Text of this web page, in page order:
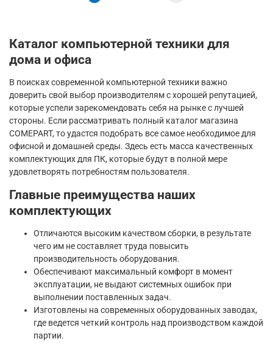
Каталог компьютерной техники для
дома и офиса
В поисках современной компьютерной техники важно
доверить свой выбор производителям с хорошей репутацией,
которые успели зарекомендовать себя на рынке с лучшей
стороны. Если рассматривать полный каталог магазина
COMEPART, то удастся подобрать все самое необходимое для
офисной и домашней среды. Здесь есть масса качественных
комплектующих для ПК, которые будут в полной мере
удовлетворять потребностям пользователя.
Главные преимущества наших
комплектующих
Отличаются высоким качеством сборки, в результате
чего им не составляет труда повысить
производительность оборудования.
Обеспечивают максимальный комфорт в момент
эксплуатации, не выдают системных ошибок при
выполнении поставленных задач.
Изготовлены на современных оборудованных заводах,
где ведется четкий контроль над производством каждой
партии.